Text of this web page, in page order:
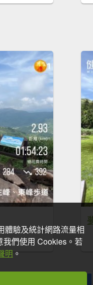
體驗及統計網路流量相
我們使用 Cookies。若
明 。